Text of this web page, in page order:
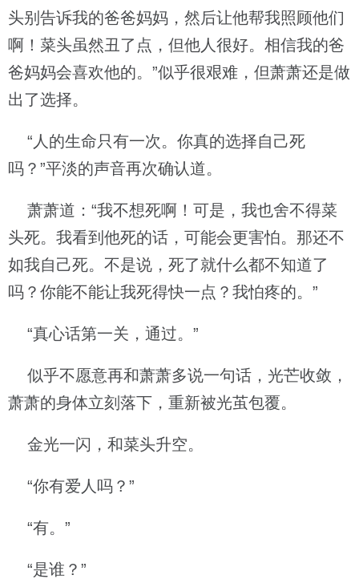
头别告诉我的爸爸妈妈，然后让他帮我照顾他们
啊！菜头虽然丑了点，但他人很好。相信我的爸
爸妈妈会喜欢他的。”似乎很艰难，但萧萧还是做
出了选择。
“人的生命只有一次。你真的选择自己死
吗？”平淡的声音再次确认道。
萧萧道：“我不想死啊！可是，我也舍不得菜
头死。我看到他死的话，可能会更害怕。那还不
如我自己死。不是说，死了就什么都不知道了
吗？你能不能让我死得快一点？我怕疼的。”
“真心话第一关，通过。”
似乎不愿意再和萧萧多说一句话，光芒收敛，
萧萧的身体立刻落下，重新被光茧包覆。
金光一闪，和菜头升空。
“你有爱人吗？”
“有。”
“是谁？”